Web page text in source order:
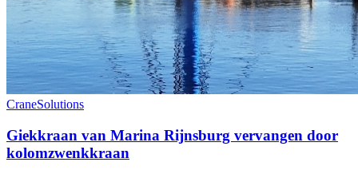
CraneSolutions
Giekkraan van Marina Rijnsburg vervangen door
kolomzwenkkraan